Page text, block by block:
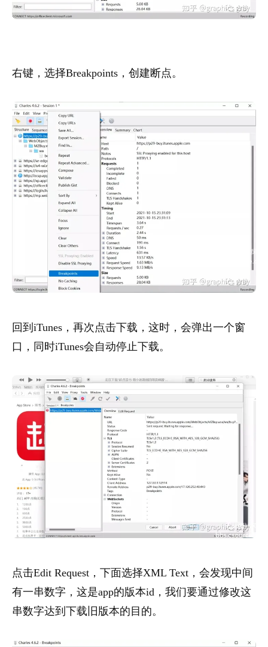
右键，选择Breakpoints，创建断点。
回到iTunes，再次点击下载，这时，会弹出一个窗
口，同时iTunes会自动停止下载。
点击Edit Request，下面选择XML Text，会发现中间
有一串数字，这是app的版本id，我们要通过修改这
串数字达到下载旧版本的目的。